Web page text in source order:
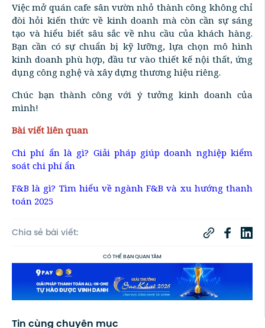
Việc mở quán cafe sân vườn nhỏ thành công không chỉ
đòi hỏi kiến thức về kinh doanh mà còn cần sự sáng
tạo và hiểu biết sâu sắc về nhu cầu của khách hàng.
Bạn cần có sự chuẩn bị kỹ lưỡng, lựa chọn mô hình
kinh doanh phù hợp, đầu tư vào thiết kế nội thất, ứng
dụng công nghệ và xây dựng thương hiệu riêng.
Chúc bạn thành công với ý tưởng kinh doanh của
mình!
Bài viết liên quan
Chi phí ẩn là gì? Giải pháp giúp doanh nghiệp kiểm
soát chi phí ẩn
F&B là gì? Tìm hiểu về ngành F&B và xu hướng thanh
toán 2025
Chia sẻ bài viết:
CÓ THỂ BẠN QUAN TÂM
Tin cùng chuyên mục